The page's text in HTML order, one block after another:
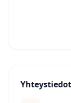
Yhteystiedot